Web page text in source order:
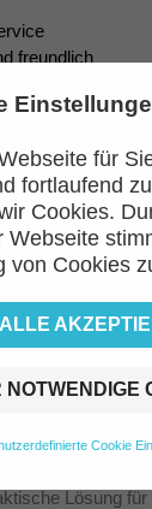
für
fortlaufend
Cookies.
Webseite
von Cookies
ALLE
NOTWENDIGE
Cookie
freundlich
in
für
Designs
Lösung für